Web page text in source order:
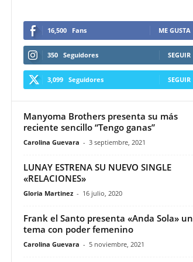
16,500 Fans ME GUSTA
350 Seguidores SEGUIR
3,099 Seguidores SEGUIR
Manyoma Brothers presenta su más
reciente sencillo “Tengo ganas”
Carolina Guevara - 3 septiembre, 2021
LUNAY ESTRENA SU NUEVO SINGLE
«RELACIONES»
Gloria Martinez - 16 julio, 2020
Frank el Santo presenta «Anda Sola» un
tema con poder femenino
Carolina Guevara - 5 noviembre, 2021